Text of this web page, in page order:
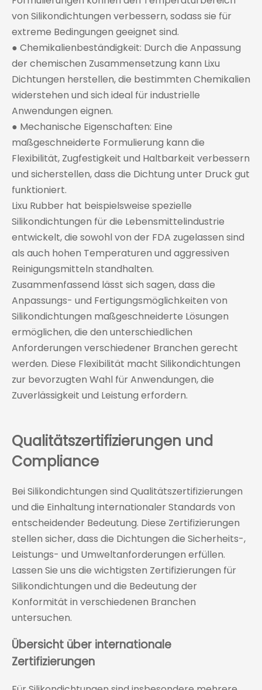
von Silikondichtungen verbessern, sodass sie für
extreme Bedingungen geeignet sind.
● Chemikalienbeständigkeit: Durch die Anpassung
der chemischen Zusammensetzung kann Lixu
Dichtungen herstellen, die bestimmten Chemikalien
widerstehen und sich ideal für industrielle
Anwendungen eignen.
● Mechanische Eigenschaften: Eine
maßgeschneiderte Formulierung kann die
Flexibilität, Zugfestigkeit und Haltbarkeit verbessern
und sicherstellen, dass die Dichtung unter Druck gut
funktioniert.
Lixu Rubber hat beispielsweise spezielle
Silikondichtungen für die Lebensmittelindustrie
entwickelt, die sowohl von der FDA zugelassen sind
als auch hohen Temperaturen und aggressiven
Reinigungsmitteln standhalten.
Zusammenfassend lässt sich sagen, dass die
Anpassungs- und Fertigungsmöglichkeiten von
Silikondichtungen maßgeschneiderte Lösungen
ermöglichen, die den unterschiedlichen
Anforderungen verschiedener Branchen gerecht
werden. Diese Flexibilität macht Silikondichtungen
zur bevorzugten Wahl für Anwendungen, die
Zuverlässigkeit und Leistung erfordern.
Qualitätszertifizierungen und
Compliance
Bei Silikondichtungen sind Qualitätszertifizierungen
und die Einhaltung internationaler Standards von
entscheidender Bedeutung. Diese Zertifizierungen
stellen sicher, dass die Dichtungen die Sicherheits-,
Leistungs- und Umweltanforderungen erfüllen.
Lassen Sie uns die wichtigsten Zertifizierungen für
Silikondichtungen und die Bedeutung der
Konformität in verschiedenen Branchen
untersuchen.
Übersicht über internationale
Zertifizierungen